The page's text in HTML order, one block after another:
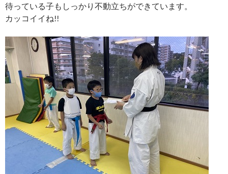
待っている子もしっかり不動立ちができています。
カッコイイね!!